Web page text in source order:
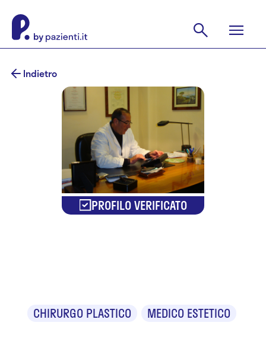
Indietro
PROFILO VERIFICATO
CHIRURGO PLASTICO MEDICO ESTETICO